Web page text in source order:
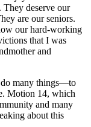
They deserve our
are our seniors.
our hard-working
that I was
and
many things—to
Motion 14, which
and many
about this